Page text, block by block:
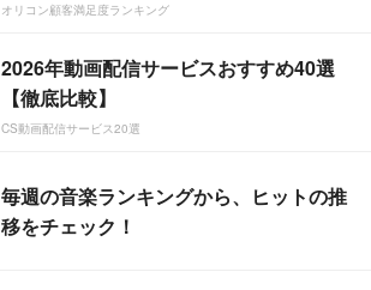
オリコン顧客満足度ランキング
2026年動画配信サービスおすすめ40選
【徹底比較】
CS動画配信サービス20選
毎週の音楽ランキングから、ヒットの推
移をチェック！